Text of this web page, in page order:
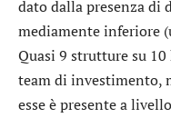
dato dalla presenza di
mediamente inferiore
Quasi 9 strutture su
team di investimento,
esse è presente a